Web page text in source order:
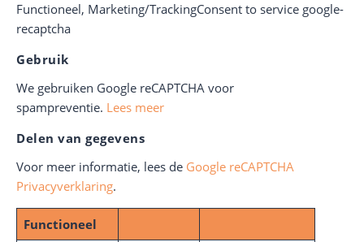
Functioneel, Marketing/TrackingConsent to service google-
recaptcha
Gebruik
We gebruiken Google reCAPTCHA voor
spampreventie. Lees meer
Delen van gegevens
Voor meer informatie, lees de Google reCAPTCHA
Privacyverklaring.
Functioneel